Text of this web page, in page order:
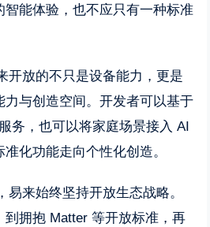
智能体验，也不应只有一种标准
的不只是设备能力，更是
力与创造空间。开发者可以基于
务，也可以将家庭场景接入 AI
化功能走向个性化创造。
始终坚持开放生态战略。
到拥抱 Matter 等开放标准，再